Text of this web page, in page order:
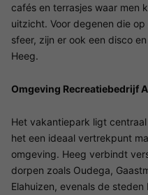
cafés en terrasjes waar men
uitzicht. Voor degenen die
sfeer, zijn er ook een disco
Heeg.
Omgeving Recreatiebedrijf
Het vakantiepark ligt
het een ideaal vertrekpunt
omgeving. Heeg verbindt
dorpen zoals Oudega,
Elahuizen, evenals de steden